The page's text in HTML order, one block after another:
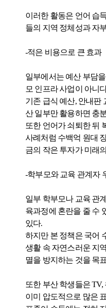
이러한 활동은 언어 습
들의 지역 정체성과 자
-적은 비용으로 큰 효과
일부에서는 예산 부담
모 인프라 사업이 아니
기존 급식 예산, 안내판
산 일부만 활용하면 충
또한 언어가 쇠퇴한 뒤
사례처럼 수백억 원대
금의 작은 투자가 미래
-학부모와 교육 관계자
일부 학부모나 교육 관
육과정에 혼란을 줄 수
있다.
하지만 본 정책은 국어
생활 속 자연스러운 지
멸을 방지하는 것을 목
또한 부산 학생들은
이미 압도적으로 많은